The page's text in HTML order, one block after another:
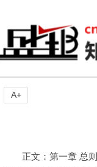
正文：第一章 总
A+